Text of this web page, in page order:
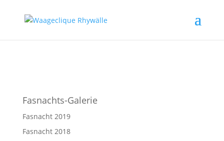
Fasnachts-Galerie
Fasnacht 2019
Fasnacht 2018